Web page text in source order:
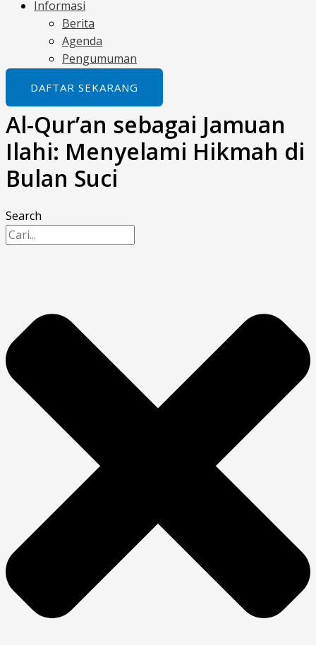
Informasi
Berita
Agenda
Pengumuman
DAFTAR SEKARANG
Al-Qur’an sebagai Jamuan
Ilahi: Menyelami Hikmah di
Bulan Suci
Search